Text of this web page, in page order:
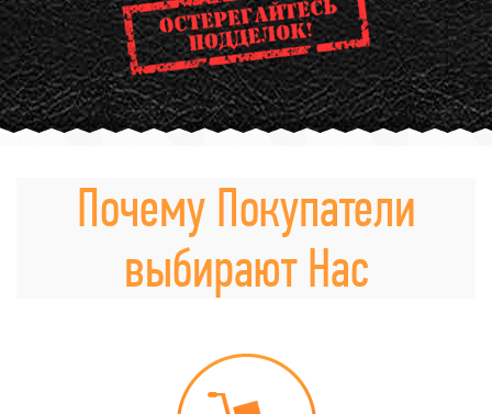
Почему Покупатели
выбирают Нас